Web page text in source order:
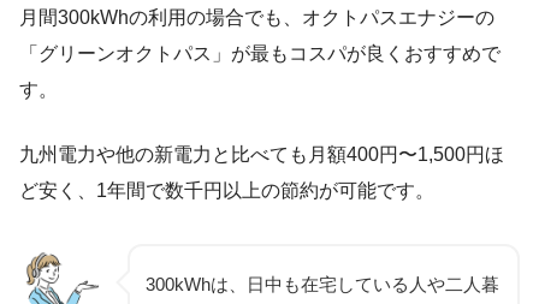
月間300kWhの利用の場合でも、オクトパスエナジーの
「グリーンオクトパス」が最もコスパが良くおすすめで
す。
九州電力や他の新電力と比べても月額400円〜1,500円ほ
ど安く、1年間で数千円以上の節約が可能です。
300kWhは、日中も在宅している人や二人暮